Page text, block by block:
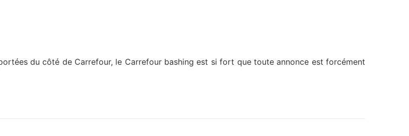
du côté de Carrefour, le Carrefour bashing est si fort que toute annonce est forcément